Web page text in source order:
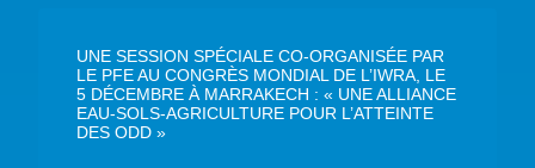
UNE SESSION SPÉCIALE CO-ORGANISÉE PAR
LE PFE AU CONGRÈS MONDIAL DE L’IWRA, LE
5 DÉCEMBRE À MARRAKECH : « UNE ALLIANCE
EAU-SOLS-AGRICULTURE POUR L’ATTEINTE
DES ODD »